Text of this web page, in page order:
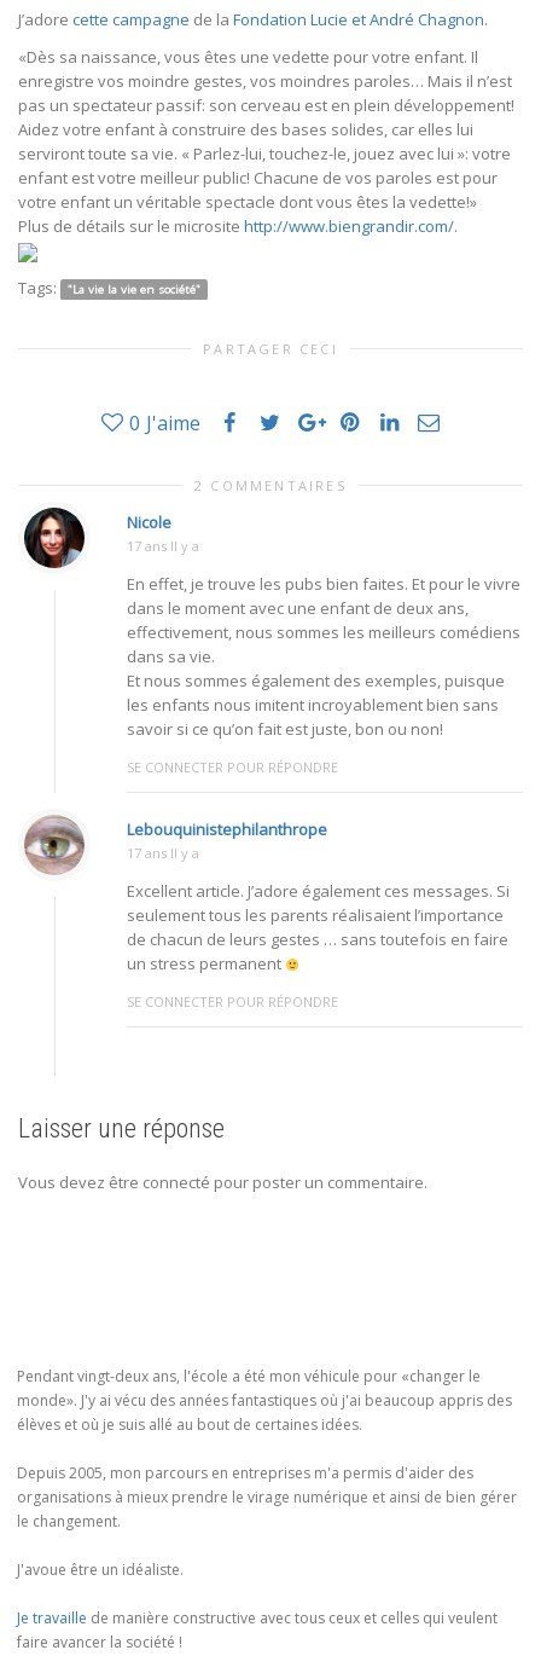
J’adore cette campagne de la Fondation Lucie et André Chagnon.
«Dès sa naissance, vous êtes une vedette pour votre enfant. Il
enregistre vos moindre gestes, vos moindres paroles… Mais il n’est
pas un spectateur passif: son cerveau est en plein développement!
Aidez votre enfant à construire des bases solides, car elles lui
serviront toute sa vie. « Parlez-lui, touchez-le, jouez avec lui »: votre
enfant est votre meilleur public! Chacune de vos paroles est pour
votre enfant un véritable spectacle dont vous êtes la vedette!»
Plus de détails sur le microsite http://www.biengrandir.com/.
Tags: "La vie la vie en société"
PARTAGER CECI
0 J'aime
2 COMMENTAIRES
Nicole
17 ans Il y a
En effet, je trouve les pubs bien faites. Et pour le vivre
dans le moment avec une enfant de deux ans,
effectivement, nous sommes les meilleurs comédiens
dans sa vie.
Et nous sommes également des exemples, puisque
les enfants nous imitent incroyablement bien sans
savoir si ce qu’on fait est juste, bon ou non!
SE CONNECTER POUR RÉPONDRE
Lebouquinistephilanthrope
17 ans Il y a
Excellent article. J’adore également ces messages. Si
seulement tous les parents réalisaient l’importance
de chacun de leurs gestes … sans toutefois en faire
un stress permanent
SE CONNECTER POUR RÉPONDRE
Laisser une réponse
Vous devez être connecté pour poster un commentaire.
Pendant vingt-deux ans, l'école a été mon véhicule pour «changer le
monde». J'y ai vécu des années fantastiques où j'ai beaucoup appris des
élèves et où je suis allé au bout de certaines idées.
Depuis 2005, mon parcours en entreprises m'a permis d'aider des
organisations à mieux prendre le virage numérique et ainsi de bien gérer
le changement.
J'avoue être un idéaliste.
Je travaille de manière constructive avec tous ceux et celles qui veulent
faire avancer la société !